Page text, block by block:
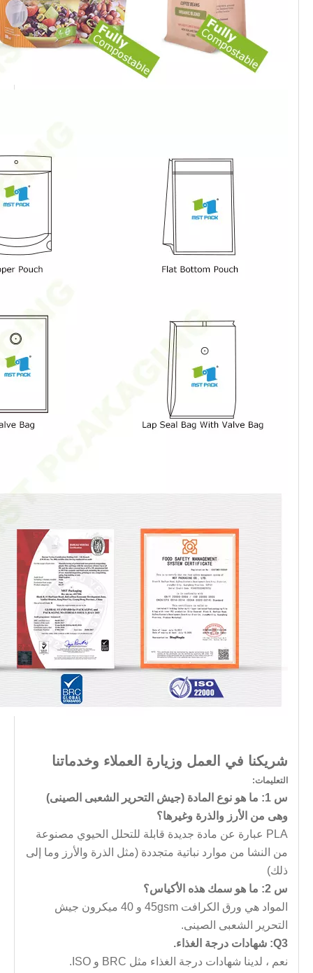
شريكنا في العمل وزيارة العملاء وخدماتنا
التعليمات:
س 1: ما هو نوع المادة (جيش التحرير الشعبى الصينى)
وهى من الأرز والذرة وغيرها؟
PLA عبارة عن مادة جديدة قابلة للتحلل الحيوي مصنوعة
من النشا من موارد نباتية متجددة (مثل الذرة والأرز وما إلى
ذلك)
س 2: ما هو سمك هذه الأكياس؟
المواد هي ورق الكرافت 45gsm و 40 ميكرون جيش
التحرير الشعبى الصينى.
Q3: شهادات درجة الغذاء.
نعم ، لدينا شهادات درجة الغذاء مثل BRC و ISO.